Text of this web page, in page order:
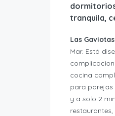
tranquila,
Las
Mar. Está
cocina
para parejas
y a solo 2